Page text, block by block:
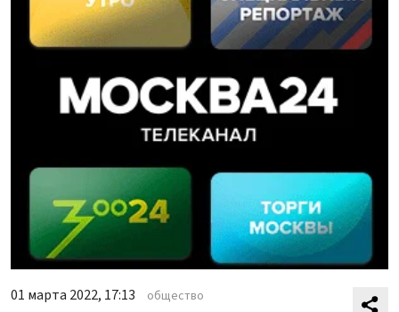
01 марта 2022, 17:13 общество